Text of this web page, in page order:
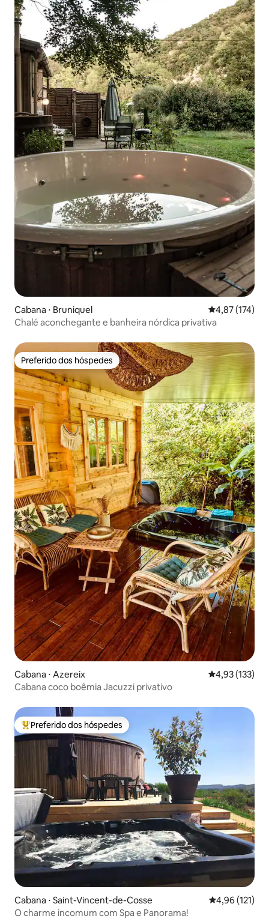
Cabana ⋅ Bruniquel 4,87 de uma
4,87 (174)
Chalé aconchegante e banheira nórdica privativa
Preferido dos hóspedes
Preferido dos hóspedes
Cabana ⋅ Azereix 4,93 de uma
4,93 (133)
Cabana coco boêmia Jacuzzi privativo
Entre os melhores preferidos dos hóspedes
Preferido dos hóspedes
Cabana ⋅ Saint-Vincent-de-Cosse 4,96 de uma
4,96 (121)
O charme incomum com Spa e Panorama!